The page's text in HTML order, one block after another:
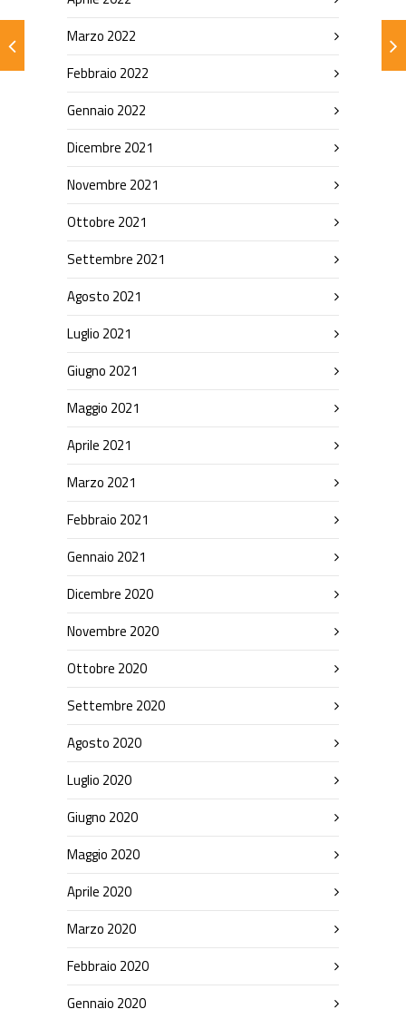
Marzo 2022
Febbraio 2022
Gennaio 2022
Dicembre 2021
Novembre 2021
Ottobre 2021
Settembre 2021
Agosto 2021
Luglio 2021
Giugno 2021
Maggio 2021
Aprile 2021
Marzo 2021
Febbraio 2021
Gennaio 2021
Dicembre 2020
Novembre 2020
Ottobre 2020
Settembre 2020
Agosto 2020
Luglio 2020
Giugno 2020
Maggio 2020
Aprile 2020
Marzo 2020
Febbraio 2020
Gennaio 2020